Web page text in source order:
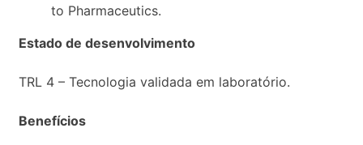
to Pharmaceutics.
Estado de desenvolvimento
TRL 4 – Tecnologia validada em laboratório.
Benefícios